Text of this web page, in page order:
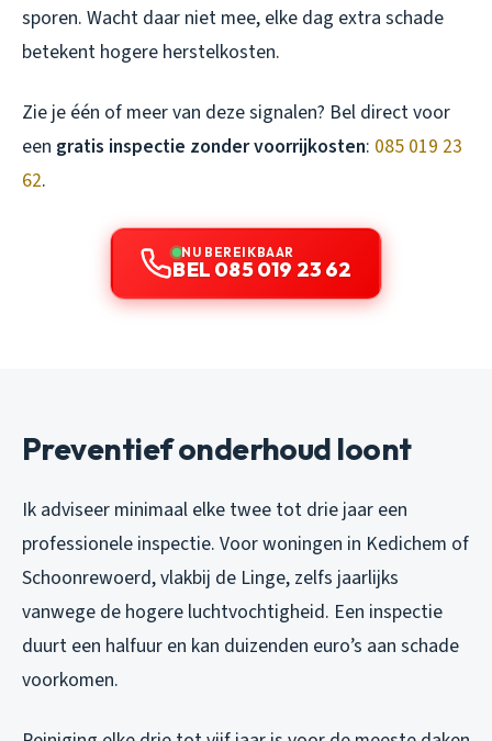
sporen. Wacht daar niet mee, elke dag extra schade
betekent hogere herstelkosten.
Zie je één of meer van deze signalen? Bel direct voor
een gratis inspectie zonder voorrijkosten: 085 019 23
62.
NU BEREIKBAAR
BEL 085 019 23 62
Preventief onderhoud loont
Ik adviseer minimaal elke twee tot drie jaar een
professionele inspectie. Voor woningen in Kedichem of
Schoonrewoerd, vlakbij de Linge, zelfs jaarlijks
vanwege de hogere luchtvochtigheid. Een inspectie
duurt een halfuur en kan duizenden euro’s aan schade
voorkomen.